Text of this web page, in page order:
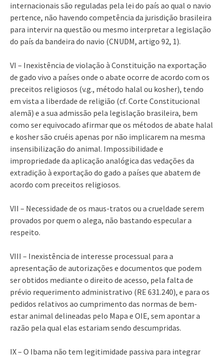
internacionais são reguladas pela lei do país ao qual o navio
pertence, não havendo competência da jurisdição brasileira
para intervir na questão ou mesmo interpretar a legislação
do país da bandeira do navio (CNUDM, artigo 92, 1).
VI – Inexistência de violação à Constituição na exportação
de gado vivo a países onde o abate ocorre de acordo com os
preceitos religiosos (v.g., método halal ou kosher), tendo
em vista a liberdade de religião (cf. Corte Constitucional
alemã) e a sua admissão pela legislação brasileira, bem
como ser equivocado afirmar que os métodos de abate halal
e kosher são cruéis apenas por não implicarem na mesma
insensibilização do animal. Impossibilidade e
impropriedade da aplicação analógica das vedações da
extradição à exportação do gado a países que abatem de
acordo com preceitos religiosos.
VII – Necessidade de os maus-tratos ou a crueldade serem
provados por quem o alega, não bastando especular a
respeito.
VIII – Inexistência de interesse processual para a
apresentação de autorizações e documentos que podem
ser obtidos mediante o direito de acesso, pela falta de
prévio requerimento administrativo (RE 631.240), e para os
pedidos relativos ao cumprimento das normas de bem-
estar animal delineadas pelo Mapa e OIE, sem apontar a
razão pela qual elas estariam sendo descumpridas.
IX – O Ibama não tem legitimidade passiva para integrar